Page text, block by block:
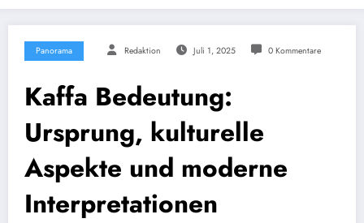
Panorama Redaktion Juli 1, 2025 0 Kommentare
Kaffa Bedeutung:
Ursprung, kulturelle
Aspekte und moderne
Interpretationen